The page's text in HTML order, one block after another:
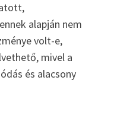
alapján nem
volt-e,
mivel a
és alacsony